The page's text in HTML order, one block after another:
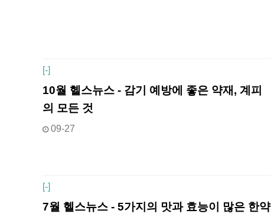
[-]
10월 헬스뉴스 - 감기 예방에 좋은 약재, 계피
의 모든 것
09-27
[-]
7월 헬스뉴스 - 5가지의 맛과 효능이 많은 한약